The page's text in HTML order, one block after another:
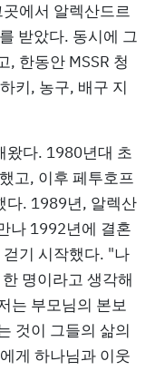
에서 알렉산드르
받았다. 동시에 그
, 한동안 MSSR 청
키, 농구, 배구 지
왔다. 1980년대 초
고, 이후 페투호프
다. 1989년, 알렉산
나 1992년에 결혼
기 시작했다. "나
명이라고 생각해
는 부모님의 본보
것이 그들의 삶의
게 하나님과 이웃